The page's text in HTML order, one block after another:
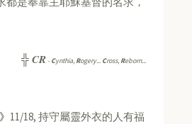
╬CR -Cynthia, Rogery... Cross, Reborn...
11/18, 持守屬靈外衣的人有福